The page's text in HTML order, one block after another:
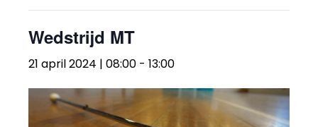
Wedstrijd MT
21 april 2024 | 08:00 - 13:00